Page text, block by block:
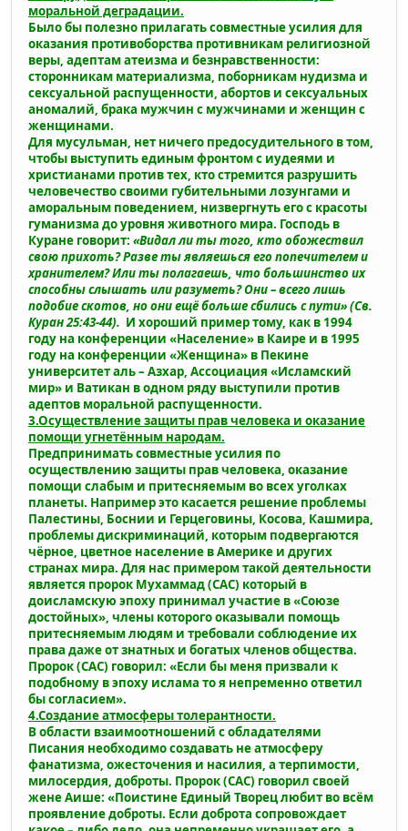
моральной деградации.
Было бы полезно прилагать совместные усилия для
оказания противоборства противникам религиозной
веры, адептам атеизма и безнравственности:
сторонникам материализма, поборникам нудизма и
сексуальной распущенности, абортов и сексуальных
аномалий, брака мужчин с мужчинами и женщин с
женщинами.
Для мусульман, нет ничего предосудительного в том,
чтобы выступить единым фронтом с иудеями и
христианами против тех, кто стремится разрушить
человечество своими губительными лозунгами и
аморальным поведением, низвергнуть его с красоты
гуманизма до уровня животного мира. Господь в
Куране говорит: «Видал ли ты того, кто обожествил
свою прихоть? Разве ты являешься его попечителем и
хранителем? Или ты полагаешь, что большинство их
способны слышать или разуметь? Они – всего лишь
подобие скотов, но они ещё больше сбились с пути» (Св.
Куран 25:43-44). И хороший пример тому, как в 1994
году на конференции «Население» в Каире и в 1995
году на конференции «Женщина» в Пекине
университет аль – Азхар, Ассоциация «Исламский
мир» и Ватикан в одном ряду выступили против
адептов моральной распущенности.
3.Осуществление защиты прав человека и оказание
помощи угнетённым народам.
Предпринимать совместные усилия по
осуществлению защиты прав человека, оказание
помощи слабым и притесняемым во всех уголках
планеты. Например это касается решение проблемы
Палестины, Боснии и Герцеговины, Косова, Кашмира,
проблемы дискриминаций, которым подвергаются
чёрное, цветное население в Америке и других
странах мира. Для нас примером такой деятельности
является пророк Мухаммад (САС) который в
доисламскую эпоху принимал участие в «Союзе
достойных», члены которого оказывали помощь
притесняемым людям и требовали соблюдение их
права даже от знатных и богатых членов общества.
Пророк (САС) говорил: «Если бы меня призвали к
подобному в эпоху ислама то я непременно ответил
бы согласием».
4.Создание атмосферы толерантности.
В области взаимоотношений с обладателями
Писания необходимо создавать не атмосферу
фанатизма, ожесточения и насилия, а терпимости,
милосердия, доброты. Пророк (САС) говорил своей
жене Аише: «Поистине Единый Творец любит во всём
проявление доброты. Если доброта сопровождает